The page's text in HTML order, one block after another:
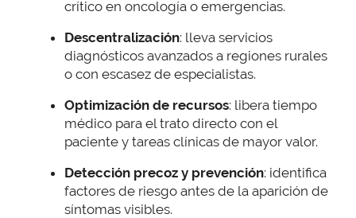
crítico en oncología o emergencias.
Descentralización: lleva servicios
diagnósticos avanzados a regiones rurales
o con escasez de especialistas.
Optimización de recursos: libera tiempo
médico para el trato directo con el
paciente y tareas clínicas de mayor valor.
Detección precoz y prevención: identifica
factores de riesgo antes de la aparición de
síntomas visibles.